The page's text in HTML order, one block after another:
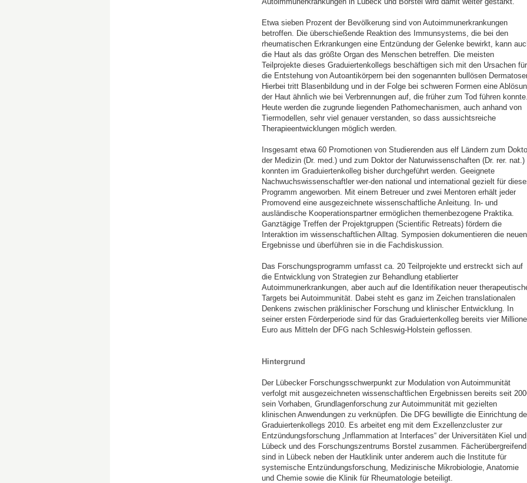
Etwa sieben Prozent der Bevölkerung sind von Autoimmunerkrankungen
betroffen. Die überschießende Reaktion des Immunsystems, die bei den
rheumatischen Erkrankungen eine Entzündung der Gelenke bewirkt, kann
die Haut als das größte Organ des Menschen betreffen. Die meisten
Teilprojekte dieses Graduiertenkollegs beschäftigen sich mit den Ursachen für
die Entstehung von Autoantikörpern bei den sogenannten bullösen
Hierbei tritt Blasenbildung und in der Folge bei schweren Formen eine
der Haut ähnlich wie bei Verbrennungen auf, die früher zum Tod führen
Heute werden die zugrunde liegenden Pathomechanismen, auch anhand von
Tiermodellen, sehr viel genauer verstanden, so dass aussichtsreiche
Therapieentwicklungen möglich werden.
Insgesamt etwa 60 Promotionen von Studierenden aus elf Ländern zum
der Medizin (Dr. med.) und zum Doktor der Naturwissenschaften (Dr. rer. nat.)
konnten im Graduiertenkolleg bisher durchgeführt werden. Geeignete
Nachwuchswissenschaftler wer-den national und international gezielt für
Programm angeworben. Mit einem Betreuer und zwei Mentoren erhält jeder
Promovend eine ausgezeichnete wissenschaftliche Anleitung. In- und
ausländische Kooperationspartner ermöglichen themenbezogene Praktika.
Ganztägige Treffen der Projektgruppen (Scientific Retreats) fördern die
Interaktion im wissenschaftlichen Alltag. Symposien dokumentieren die neuen
Ergebnisse und überführen sie in die Fachdiskussion.
Das Forschungsprogramm umfasst ca. 20 Teilprojekte und erstreckt sich auf
die Entwicklung von Strategien zur Behandlung etablierter
Autoimmunerkrankungen, aber auch auf die Identifikation neuer
Targets bei Autoimmunität. Dabei steht es ganz im Zeichen translationalen
Denkens zwischen präklinischer Forschung und klinischer Entwicklung. In
seiner ersten Förderperiode sind für das Graduiertenkolleg bereits vier
Euro aus Mitteln der DFG nach Schleswig-Holstein geflossen.
Hintergrund
Der Lübecker Forschungsschwerpunkt zur Modulation von Autoimmunität
verfolgt mit ausgezeichneten wissenschaftlichen Ergebnissen bereits seit
sein Vorhaben, Grundlagenforschung zur Autoimmunität mit gezielten
klinischen Anwendungen zu verknüpfen. Die DFG bewilligte die Einrichtung
Graduiertenkollegs 2010. Es arbeitet eng mit dem Exzellenzcluster zur
Entzündungsforschung „Inflammation at Interfaces“ der Universitäten Kiel und
Lübeck und des Forschungszentrums Borstel zusammen. Fächerübergreifend
sind in Lübeck neben der Hautklinik unter anderem auch die Institute für
systemische Entzündungsforschung, Medizinische Mikrobiologie, Anatomie
und Chemie sowie die Klinik für Rheumatologie beteiligt.